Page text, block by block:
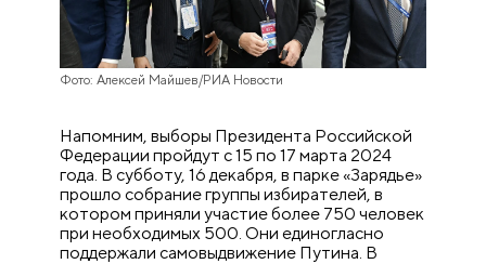
Фото: Алексей Майшев/РИА Новости
Напомним, выборы Президента Российской
Федерации пройдут с 15 по 17 марта 2024
года. В субботу, 16 декабря, в парке «Зарядье»
прошло собрание группы избирателей, в
котором приняли участие более 750 человек
при необходимых 500. Они единогласно
поддержали самовыдвижение Путина. В